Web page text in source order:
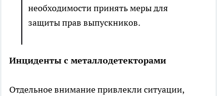
необходимости принять меры для
защиты прав выпускников.
Инциденты с металлодетекторами
Отдельное внимание привлекли ситуации,